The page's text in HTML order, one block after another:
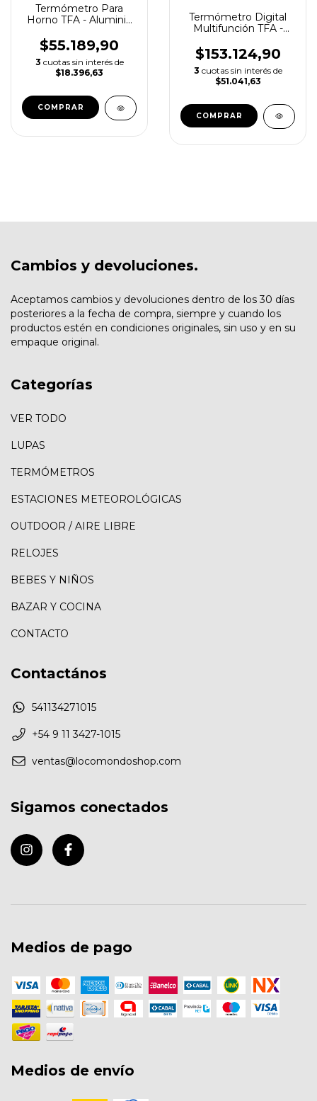
Termómetro Para
Horno TFA - Aluminio
$55.189,90
3 cuotas sin interés de
$18.396,63
Termómetro Digital
Multifunción TFA -
Inoxidable 300 mm
$153.124,90
3 cuotas sin interés de
$51.041,63
Cambios y devoluciones.
Aceptamos cambios y devoluciones dentro de los 30 días
posteriores a la fecha de compra, siempre y cuando los
productos estén en condiciones originales, sin uso y en su
empaque original.
Categorías
VER TODO
LUPAS
TERMÓMETROS
ESTACIONES METEOROLÓGICAS
OUTDOOR / AIRE LIBRE
RELOJES
BEBES Y NIÑOS
BAZAR Y COCINA
CONTACTO
Contactános
541134271015
+54 9 11 3427-1015
ventas@locomondoshop.com
Sigamos conectados
Medios de pago
Medios de envío